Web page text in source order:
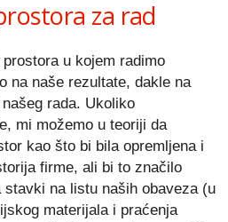
za rad
u kojem radimo
na naše rezultate, dakle na
rada. Ukoliko
mi možemo u teoriji da
kao što bi bila opremljena i
firme, ali bi to značilo
stavki na listu naših obaveza (u
materijala i praćenja